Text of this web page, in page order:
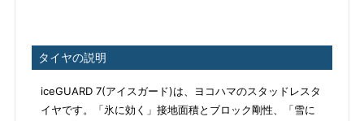
タイヤの説明
iceGUARD 7(アイスガード)は、ヨコハマのスタッドレスタ
イヤです。「氷に効く」接地面積とブロック剛性、「雪に